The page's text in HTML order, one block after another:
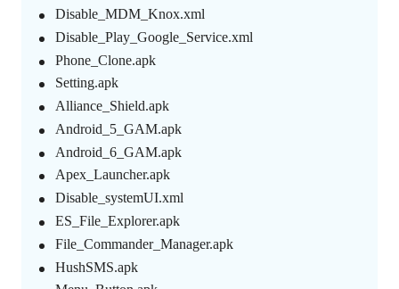
Disable_MDM_Knox.xml
Disable_Play_Google_Service.xml
Phone_Clone.apk
Setting.apk
Alliance_Shield.apk
Android_5_GAM.apk
Android_6_GAM.apk
Apex_Launcher.apk
Disable_systemUI.xml
ES_File_Explorer.apk
File_Commander_Manager.apk
HushSMS.apk